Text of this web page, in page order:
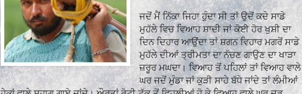
ਜਦੋਂ ਮੈਂ ਨਿੱਕਾ ਜਿਹਾ ਹੁੰਦਾ ਸੀ ਤਾਂ ਉਦੋਂ ਕਦੇ ਸਾਡੇ
ਮੁਹੱਲੇ ਵਿਚ ਵਿਆਹ ਸ਼ਾਦੀ ਜਾਂ ਕੋਈ ਹੋਰ ਖੁਸ਼ੀ ਦਾ
ਦਿਨ ਦਿਹਾਰ ਆਉਂਦਾ ਤਾਂ ਸ਼ਗਨ ਵਿਹਾਰ ਮਗਰੋਂ ਸਾਡੇ
ਮੁਹੱਲੇ ਦੀਆਂ ਤ੍ਰੀਮਤਾ ਦਾ ਨੱਚਣ ਗਾਉਣ ਦਾ ਖਾੜਾ
ਜ਼ਰੂਰ ਮਘਦਾ। ਵਿਆਹ ਤੋਂ ਪਹਿਲਾਂ ਤਾਂ ਵਿਆਹ ਵਾਲੇ
ਘਰ ਜਦੋਂ ਮੁੰਡਾ ਜਾਂ ਕੁੜੀ ਸਾਹੇ ਬੱਧੇ ਜਾਂਦੇ ਤਾਂ ਲੰਮੀਆਂ